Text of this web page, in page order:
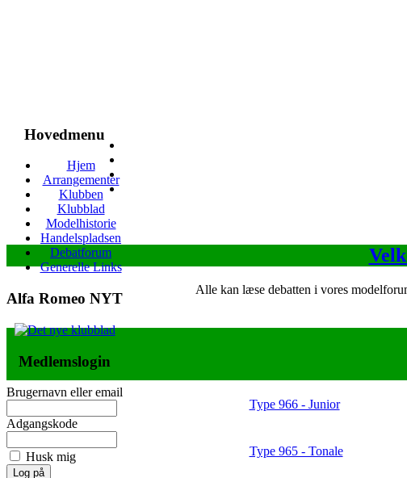
Hovedmenu
Hjem
Arrangementer
Klubben
Klubblad
Modelhistorie
Handelspladsen
Debatforum
Generelle Links
Alfa Romeo NYT
Medlemslogin
Brugernavn eller email
Adgangskode
Husk mig
Alle kan læse debatten i vores
Type 966 - Junior
Type 965 - Tonale